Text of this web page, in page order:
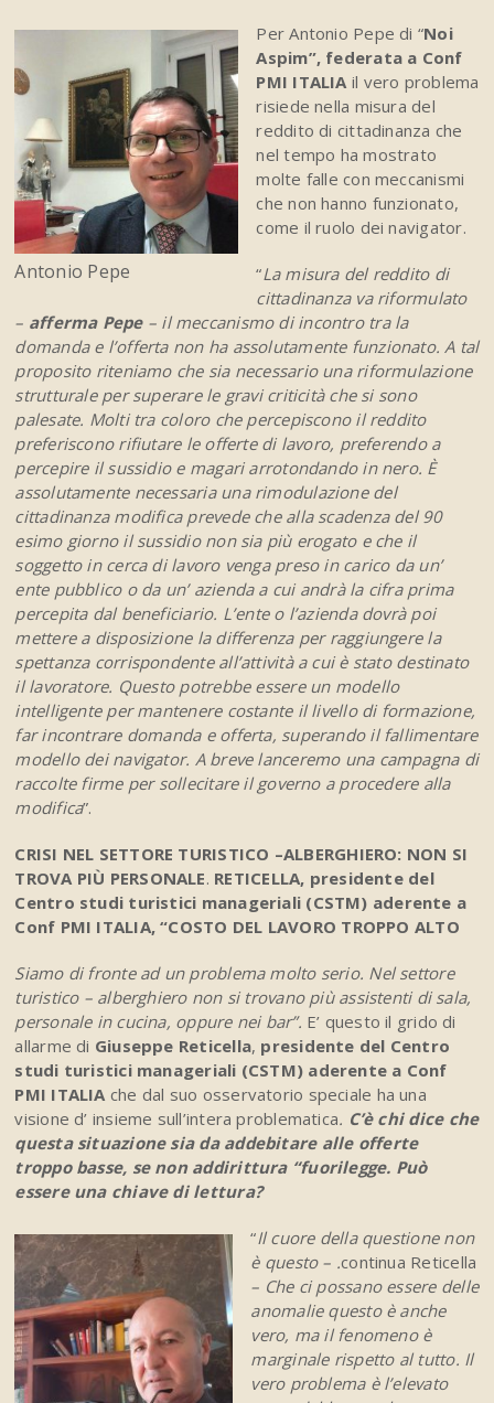
Antonio Pepe
Per Antonio Pepe di “Noi
Aspim”, federata a Conf
PMI ITALIA il vero problema
risiede nella misura del
reddito di cittadinanza che
nel tempo ha mostrato
molte falle con meccanismi
che non hanno funzionato,
come il ruolo dei navigator.
“La misura del reddito di
cittadinanza va riformulato
– afferma Pepe – il meccanismo di incontro tra la
domanda e l’offerta non ha assolutamente funzionato. A tal
proposito riteniamo che sia necessario una riformulazione
strutturale per superare le gravi criticità che si sono
palesate. Molti tra coloro che percepiscono il reddito
preferiscono rifiutare le offerte di lavoro, preferendo a
percepire il sussidio e magari arrotondando in nero. È
assolutamente necessaria una rimodulazione del
cittadinanza modifica prevede che alla scadenza del 90
esimo giorno il sussidio non sia più erogato e che il
soggetto in cerca di lavoro venga preso in carico da un’
ente pubblico o da un’ azienda a cui andrà la cifra prima
percepita dal beneficiario. L’ente o l’azienda dovrà poi
mettere a disposizione la differenza per raggiungere la
spettanza corrispondente all’attività a cui è stato destinato
il lavoratore. Questo potrebbe essere un modello
intelligente per mantenere costante il livello di formazione,
far incontrare domanda e offerta, superando il fallimentare
modello dei navigator. A breve lanceremo una campagna di
raccolte firme per sollecitare il governo a procedere alla
modifica”.
CRISI NEL SETTORE TURISTICO –ALBERGHIERO: NON SI
TROVA PIÙ PERSONALE. RETICELLA, presidente del
Centro studi turistici manageriali (CSTM) aderente a
Conf PMI ITALIA, “COSTO DEL LAVORO TROPPO ALTO
Siamo di fronte ad un problema molto serio. Nel settore
turistico – alberghiero non si trovano più assistenti di sala,
personale in cucina, oppure nei bar”. E’ questo il grido di
allarme di Giuseppe Reticella, presidente del Centro
studi turistici manageriali (CSTM) aderente a Conf
PMI ITALIA che dal suo osservatorio speciale ha una
visione d’ insieme sull’intera problematica. C’è chi dice che
questa situazione sia da addebitare alle offerte
troppo basse, se non addirittura “fuorilegge. Può
essere una chiave di lettura?
“Il cuore della questione non
è questo – .continua Reticella
– Che ci possano essere delle
anomalie questo è anche
vero, ma il fenomeno è
marginale rispetto al tutto. Il
vero problema è l’elevato